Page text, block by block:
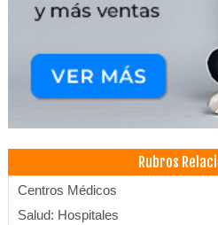
Rubros
Centros Médicos
Salud: Hospitales